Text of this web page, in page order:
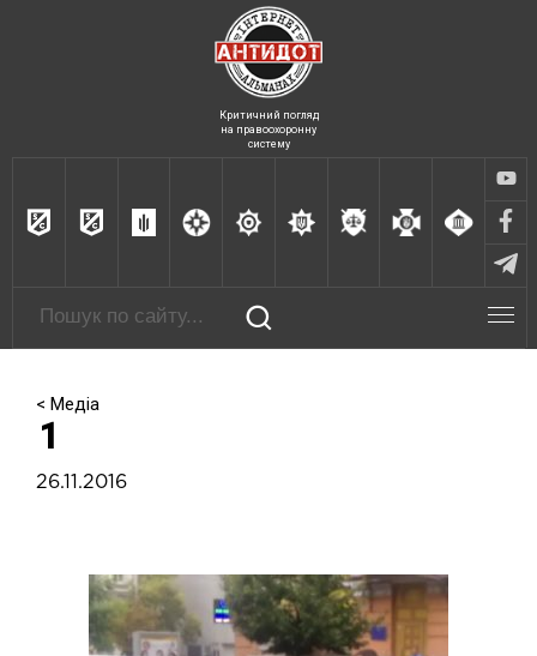
Критичний погляд
на правоохоронну
систему
< Медіа
1
26.11.2016